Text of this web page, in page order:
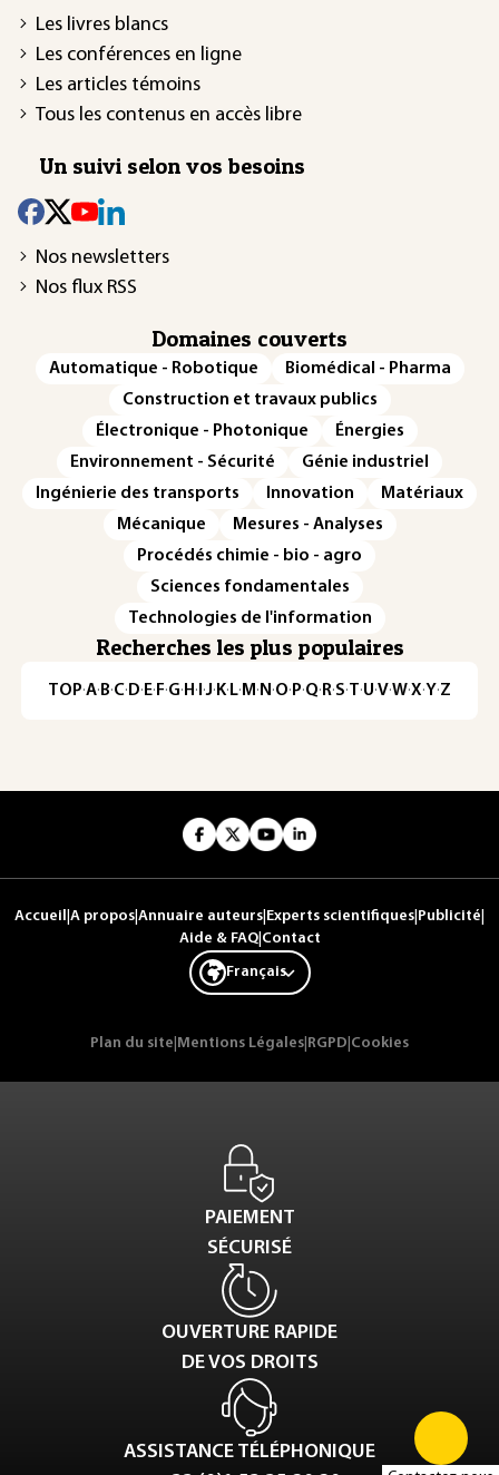
Les livres blancs
Les conférences en ligne
Les articles témoins
Tous les contenus en accès libre
Un suivi selon vos besoins
Nos newsletters
Nos flux RSS
Domaines couverts
Automatique - Robotique
Biomédical - Pharma
Construction et travaux publics
Électronique - Photonique
Énergies
Environnement - Sécurité
Génie industriel
Ingénierie des transports
Innovation
Matériaux
Mécanique
Mesures - Analyses
Procédés chimie - bio - agro
Sciences fondamentales
Technologies de l'information
Recherches les plus populaires
TOP·A·B·C· D· E· F·G· H · ·J· K· L· M · N ·O· P·Q· R·S·T·U·V·W·X·Y·Z
Accueil A propos Annuaire auteurs Experts scientifiques Publicité
Aide & FAQ| Contact
Français
Plan du site Mentions Légales RGPD Cookies
PAIEMENT
SÉCURISÉ
OUVERTURE RAPIDE
DE VOS DROITS
ASSISTANCE TÉLÉPHONIQUE